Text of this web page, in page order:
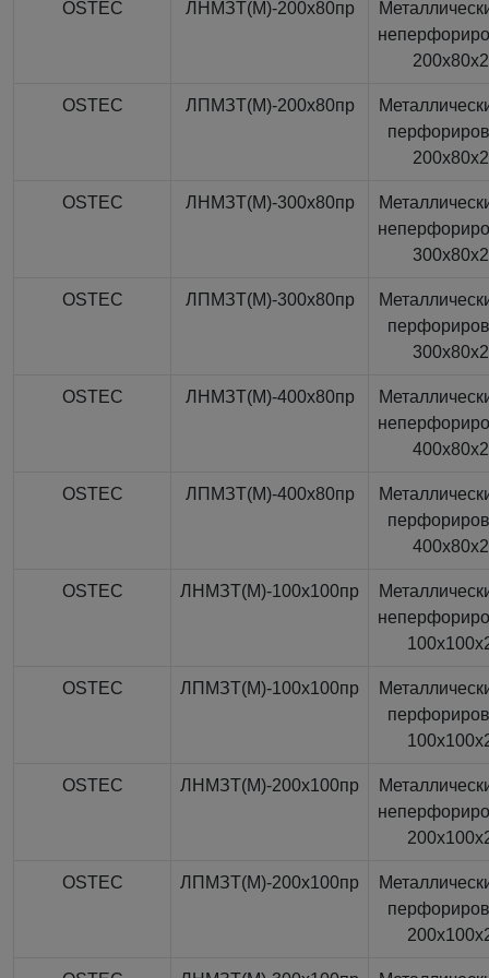
OSTEC ЛНМЗТ(М)-200x80пр
OSTEC ЛПМЗТ(М)-200x80пр
OSTEC ЛНМЗТ(М)-300x80пр
OSTEC ЛПМЗТ(М)-300x80пр
OSTEC ЛНМЗТ(М)-400x80пр
OSTEC ЛПМЗТ(М)-400x80пр
OSTEC ЛНМЗТ(М)-100x100пр
OSTEC ЛПМЗТ(М)-100x100пр
OSTEC ЛНМЗТ(М)-200x100пр
OSTEC ЛПМЗТ(М)-200x100пр